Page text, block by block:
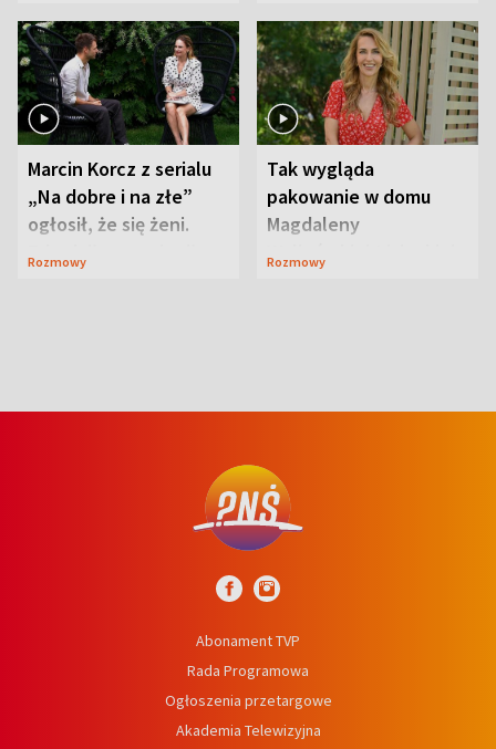
Marcin Korcz z serialu
„Na dobre i na złe”
ogłosił, że się żeni.
Zdradził, co zmienił
Rozmowy
Tak wygląda
pakowanie w domu
Magdaleny
Waligórskiej-Lisieckiej.
Rozmowy
Abonament TVP
Rada Programowa
Ogłoszenia przetargowe
Akademia Telewizyjna